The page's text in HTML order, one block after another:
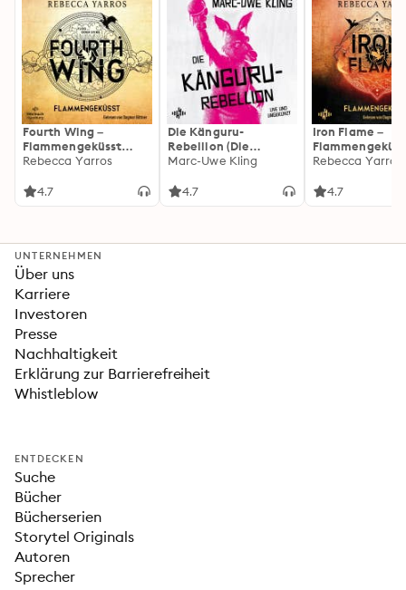
Fourth Wing –
Flammengeküsst
(Flammengeküsst-
Rebecca Yarros
4.7
Die Känguru-
Rebellion (Die
Känguru-Werke 5)
Marc-Uwe Kling
4.7
Iron Flame –
heißersehnte
Rebecca Yarros
4.7
UNTERNEHMEN
Über uns
Karriere
Investoren
Presse
Nachhaltigkeit
Erklärung zur Barrierefreiheit
Whistleblow
ENTDECKEN
Suche
Bücher
Bücherserien
Storytel Originals
Autoren
Sprecher